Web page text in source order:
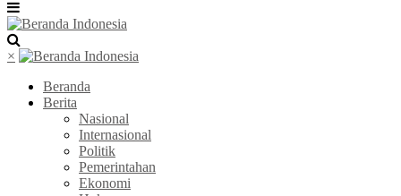
×
Beranda
Berita
Nasional
Internasional
Politik
Pemerintahan
Ekonomi